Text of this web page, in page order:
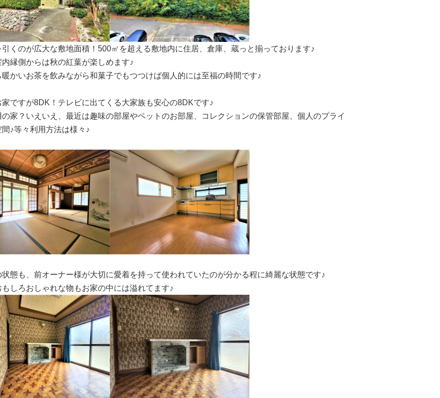
引くのが広大な敷地面積！500㎡を超える敷地内に住居、倉庫、蔵っと揃っております♪
内縁側からは秋の紅葉が楽しめます♪
かいお茶を飲みながら和菓子でもつつけば個人的には至福の時間です♪
家ですが8DK！テレビに出てくる大家族も安心の8DKです♪
の家？いえいえ、最近は趣味の部屋やペットのお部屋、コレクションの保管部屋、個人のプライ
♪等々利用方法は様々♪
状態も、前オーナー様が大切に愛着を持って使われていたのが分かる程に綺麗な状態です♪
もしろおしゃれな物もお家の中には溢れてます♪